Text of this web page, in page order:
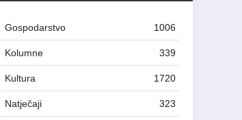
Gospodarstvo 1006
Kolumne 339
Kultura 1720
Natječaji 323